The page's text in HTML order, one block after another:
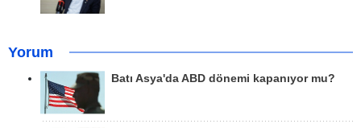
Yorum
Batı Asya'da ABD dönemi kapanıyor mu?